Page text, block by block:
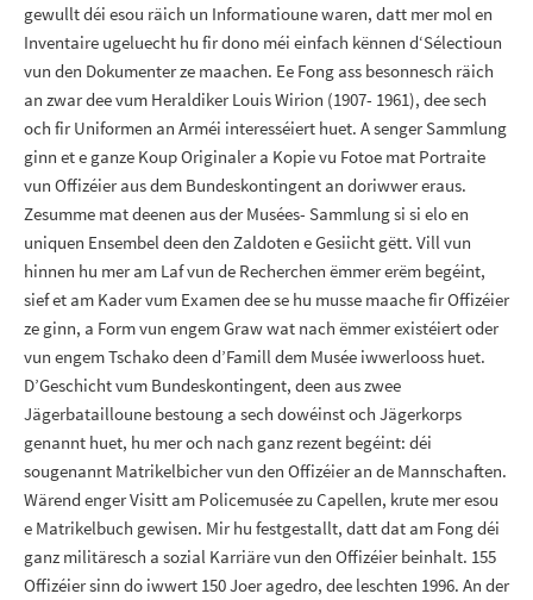
gewullt déi esou räich un Informatioune waren, datt mer mol en
Inventaire ugeluecht hu fir dono méi einfach kënnen d‘Sélectioun
vun den Dokumenter ze maachen. Ee Fong ass besonnesch räich
an zwar dee vum Heraldiker Louis Wirion (1907- 1961), dee sech
och fir Uniformen an Arméi interesséiert huet. A senger Sammlung
ginn et e ganze Koup Originaler a Kopie vu Fotoe mat Portraite
vun Offizéier aus dem Bundeskontingent an doriwwer eraus.
Zesumme mat deenen aus der Musées- Sammlung si si elo en
uniquen Ensembel deen den Zaldoten e Gesiicht gëtt. Vill vun
hinnen hu mer am Laf vun de Recherchen ëmmer erëm begéint,
sief et am Kader vum Examen dee se hu musse maache fir Offizéier
ze ginn, a Form vun engem Graw wat nach ëmmer existéiert oder
vun engem Tschako deen d’Famill dem Musée iwwerlooss huet.
D’Geschicht vum Bundeskontingent, deen aus zwee
Jägerbatailloune bestoung a sech dowéinst och Jägerkorps
genannt huet, hu mer och nach ganz rezent begéint: déi
sougenannt Matrikelbicher vun den Offizéier an de Mannschaften.
Wärend enger Visitt am Policemusée zu Capellen, krute mer esou
e Matrikelbuch gewisen. Mir hu festgestallt, datt dat am Fong déi
ganz militäresch a sozial Karriäre vun den Offizéier beinhalt. 155
Offizéier sinn do iwwert 150 Joer agedro, dee leschten 1996. An der